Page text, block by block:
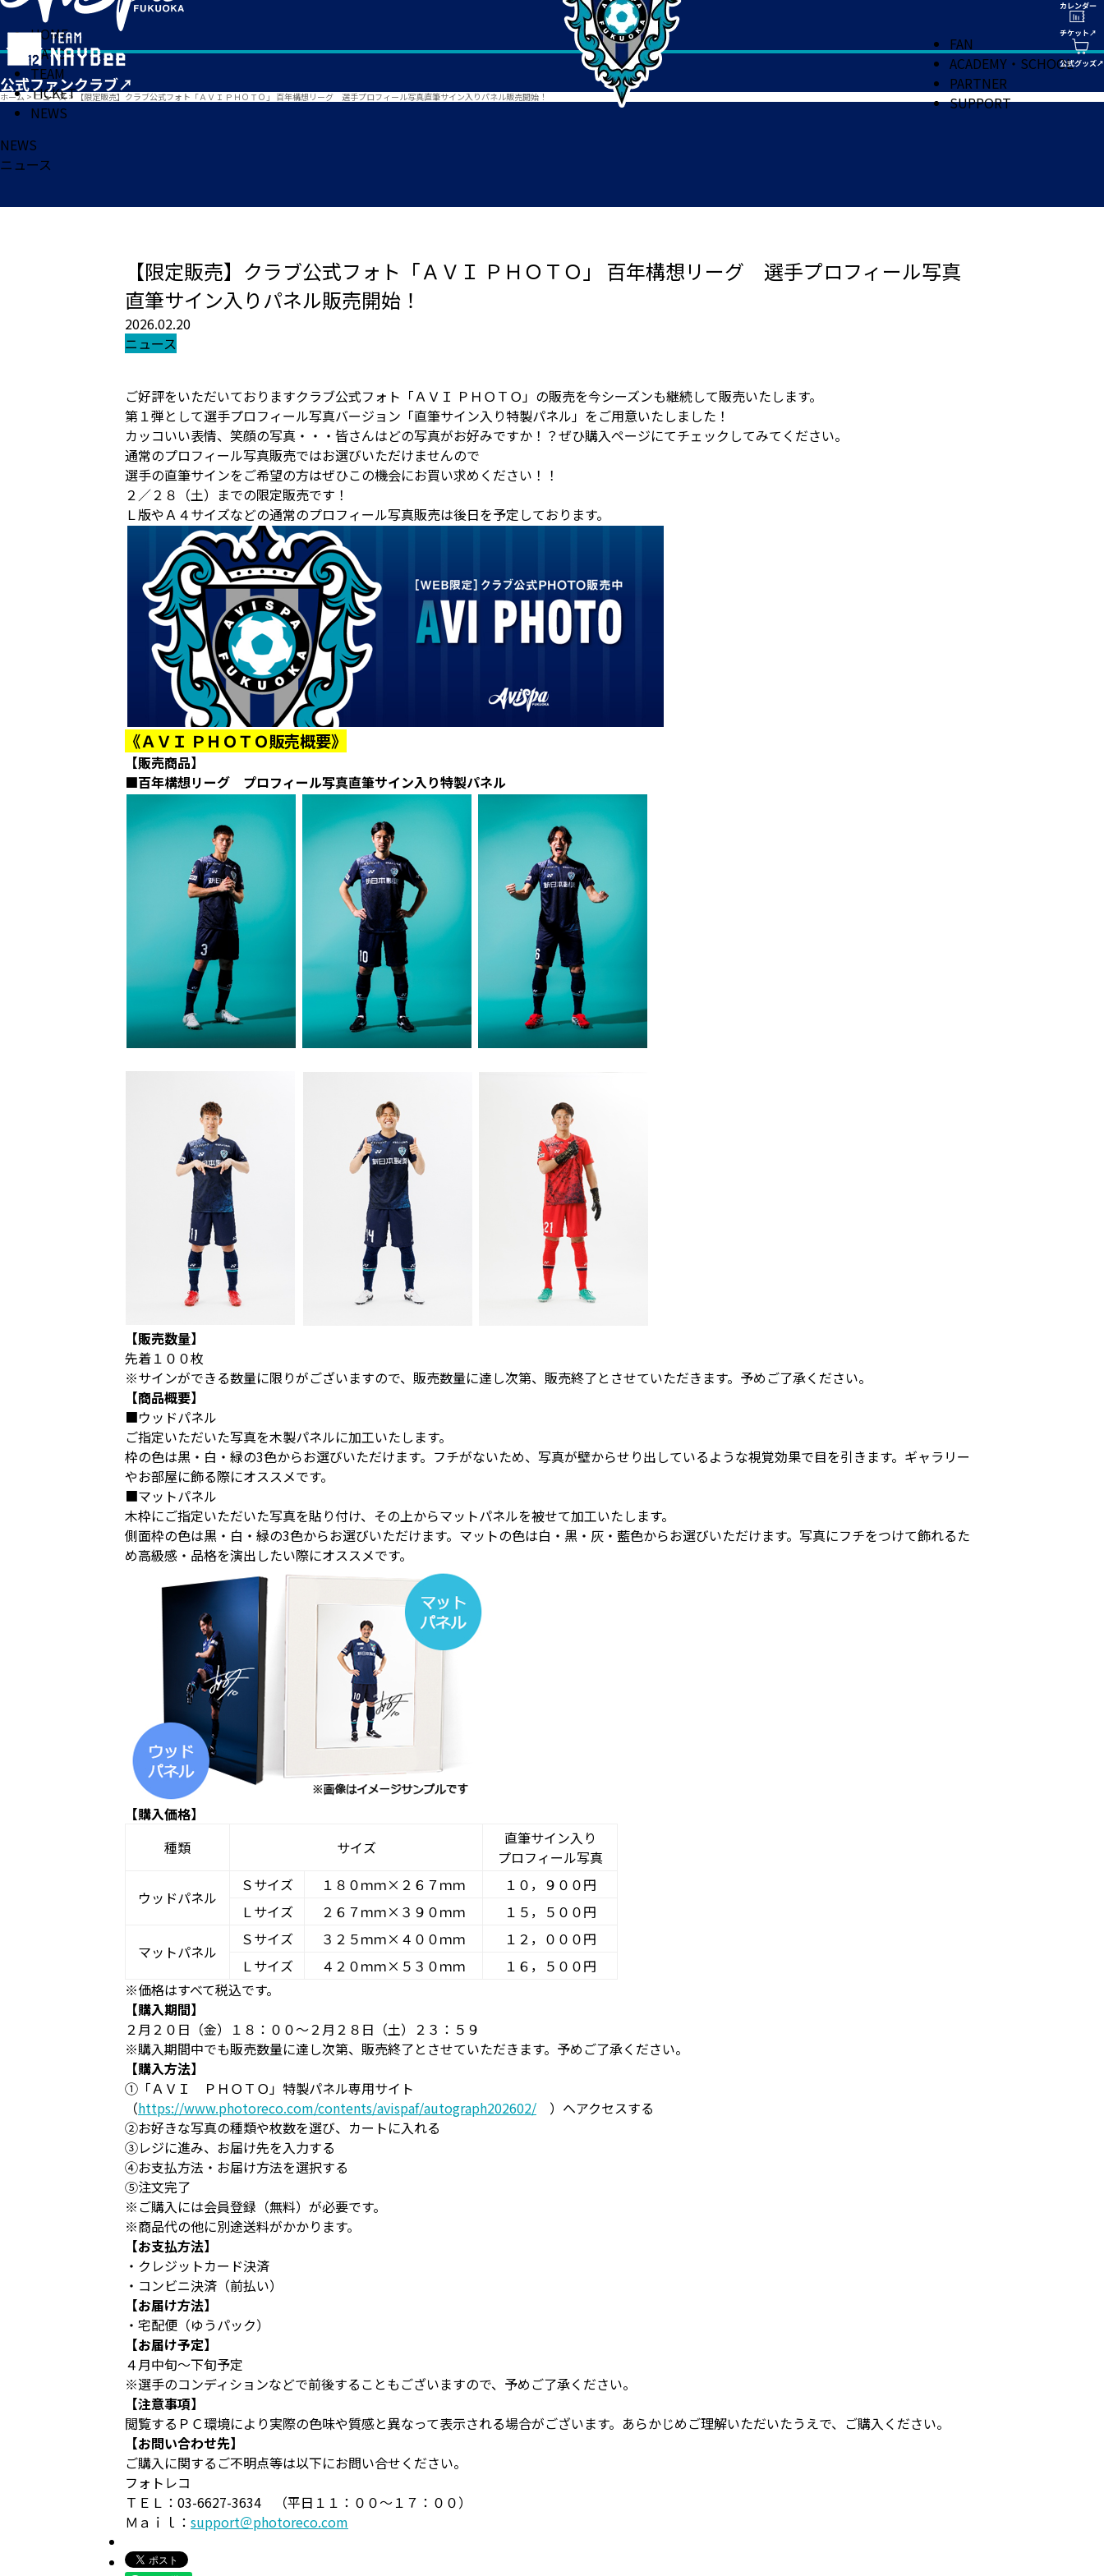
HOME
MATCH
TEAM
TICKET
NEWS
FAN
ACADEMY・SCHOOL
PARTNER
SUPPORT
ホーム > ニュース> 【限定販売】クラブ公式フォト「ＡＶＩ ＰＨＯＴＯ」 百年構想リーグ 選手プロフィール写真直筆サイン入りパネル販売開始！
NEWS
ニュース
【限定販売】クラブ公式フォト「ＡＶＩ ＰＨＯＴＯ」 百年構想リーグ 選手プロフィール写真
直筆サイン入りパネル販売開始！
2026.02.20
ニュース
ご好評をいただいておりますクラブ公式フォト「ＡＶＩ ＰＨＯＴＯ」の販売を今シーズンも継続して販売いたします。
第１弾として選手プロフィール写真バージョン「直筆サイン入り特製パネル」をご用意いたしました！
カッコいい表情、笑顔の写真・・・皆さんはどの写真がお好みですか！？ぜひ購入ページにてチェックしてみてください。
通常のプロフィール写真販売ではお選びいただけませんので
選手の直筆サインをご希望の方はぜひこの機会にお買い求めください！！
２／２８（土）までの限定販売です！
Ｌ版やＡ４サイズなどの通常のプロフィール写真販売は後日を予定しております。
《ＡＶＩ ＰＨＯＴＯ販売概要》
【販売商品】
■百年構想リーグ プロフィール写真直筆サイン入り特製パネル
【販売数量】
先着１００枚
※サインができる数量に限りがございますので、販売数量に達し次第、販売終了とさせていただきます。予めご了承ください。
【商品概要】
■ウッドパネル
ご指定いただいた写真を木製パネルに加工いたします。
枠の色は黒・白・緑の3色からお選びいただけます。フチがないため、写真が壁からせり出しているような視覚効果で目を引きます。ギャラリー
やお部屋に飾る際にオススメです。
■マットパネル
木枠にご指定いただいた写真を貼り付け、その上からマットパネルを被せて加工いたします。
側面枠の色は黒・白・緑の3色からお選びいただけます。マットの色は白・黒・灰・藍色からお選びいただけます。写真にフチをつけて飾れるた
め高級感・品格を演出したい際にオススメです。
【購入価格】
種類
サイズ
直筆サイン入り
プロフィール写真
ウッドパネル
Ｓサイズ １８０ｍｍ×２６７ｍｍ
１０，９００円
Ｌサイズ
２６７ｍｍ×３９０ｍｍ １５，５００円
マットパネル
Ｓサイズ ３２５ｍｍ×４００ｍｍ
１２，０００円
Ｌサイズ
４２０ｍｍ×５３０ｍｍ
１６，５００円
※価格はすべて税込です。
【購入期間】
２月２０日（金）１８：００～２月２８日（土）２３：５９
※購入期間中でも販売数量に達し次第、販売終了とさせていただきます。予めご了承ください。
【購入方法】
➀「ＡＶＩ ＰＨＯＴＯ」特製パネル専用サイト
（https://www.photoreco.com/contents/avispaf/autograph202602/ ）へアクセスする
②お好きな写真の種類や枚数を選び、カートに入れる
③レジに進み、お届け先を入力する
④お支払方法・お届け方法を選択する
⑤注文完了
※ご購入には会員登録（無料）が必要です。
※商品代の他に別途送料がかかります。
【お支払方法】
・クレジットカード決済
・コンビニ決済（前払い）
【お届け方法】
・宅配便（ゆうパック）
【お届け予定】
４月中旬～下旬予定
※選手のコンディションなどで前後することもございますので、予めご了承ください。
【注意事項】
閲覧するＰＣ環境により実際の色味や質感と異なって表示される場合がございます。あらかじめご理解いただいたうえで、ご購入ください。
【お問い合わせ先】
ご購入に関するご不明点等は以下にお問い合せください。
フォトレコ
ＴＥＬ：03-6627-3634 （平日１１：００～１７：００）
Ｍａｉｌ： support＠photoreco.com